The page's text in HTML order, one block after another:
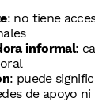
: no tiene
informal:
: puede
de apoyo